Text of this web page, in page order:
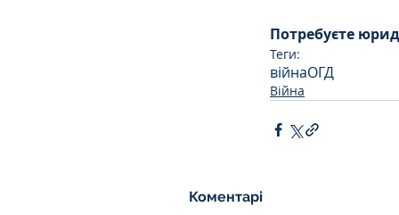
Потребуєте
Теги:
війнаОГД
Війна
Коментарі